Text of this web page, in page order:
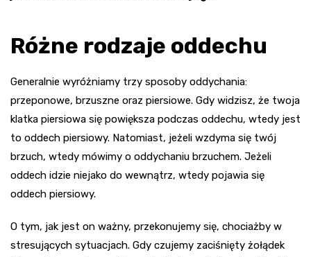
Różne rodzaje oddechu
Generalnie wyróżniamy trzy sposoby oddychania:
przeponowe, brzuszne oraz piersiowe. Gdy widzisz, że twoja
klatka piersiowa się powiększa podczas oddechu, wtedy jest
to oddech piersiowy. Natomiast, jeżeli wzdyma się twój
brzuch, wtedy mówimy o oddychaniu brzuchem. Jeżeli
oddech idzie niejako do wewnątrz, wtedy pojawia się
oddech piersiowy.
O tym, jak jest on ważny, przekonujemy się, chociażby w
stresujących sytuacjach. Gdy czujemy zaciśnięty żołądek